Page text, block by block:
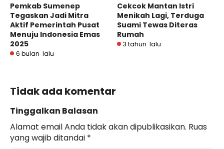
Pemkab Sumenep
Tegaskan Jadi Mitra
Aktif Pemerintah Pusat
Menuju Indonesia Emas
2025
6 bulan lalu
Cekcok Mantan Istri
Menikah Lagi, Terduga
Suami Tewas Diteras
Rumah
3 tahun lalu
Tidak ada komentar
Tinggalkan Balasan
Alamat email Anda tidak akan dipublikasikan. Ruas
yang wajib ditandai *